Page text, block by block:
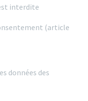
interdite
(article
données des